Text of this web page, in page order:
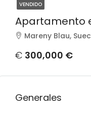
VENDIDO
Apartamento
Mareny Blau, Sueca, la Ribera
€ 300,000 €
Generales